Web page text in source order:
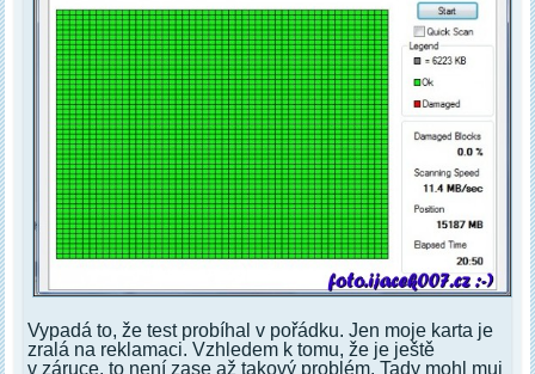
Vypadá to, že test probíhal v pořádku. Jen moje karta je
zralá na reklamaci. Vzhledem k tomu, že je ještě
v záruce, to není zase až takový problém. Tady mohl muj